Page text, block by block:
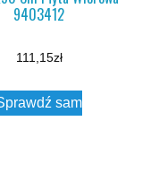
9403412
111,15zł
sam